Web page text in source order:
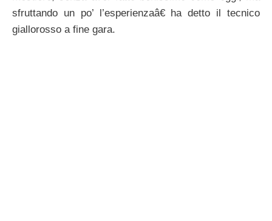
sfruttando un po’ l’esperienzaâ€ ha detto il tecnico
giallorosso a fine gara.